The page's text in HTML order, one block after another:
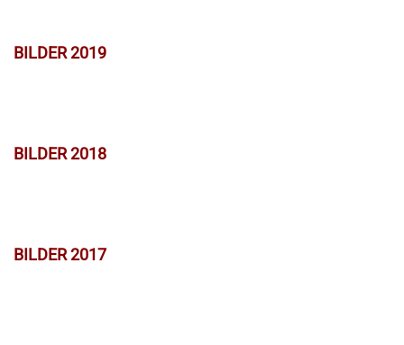
BILDER 2019
BILDER 2018
BILDER 2017